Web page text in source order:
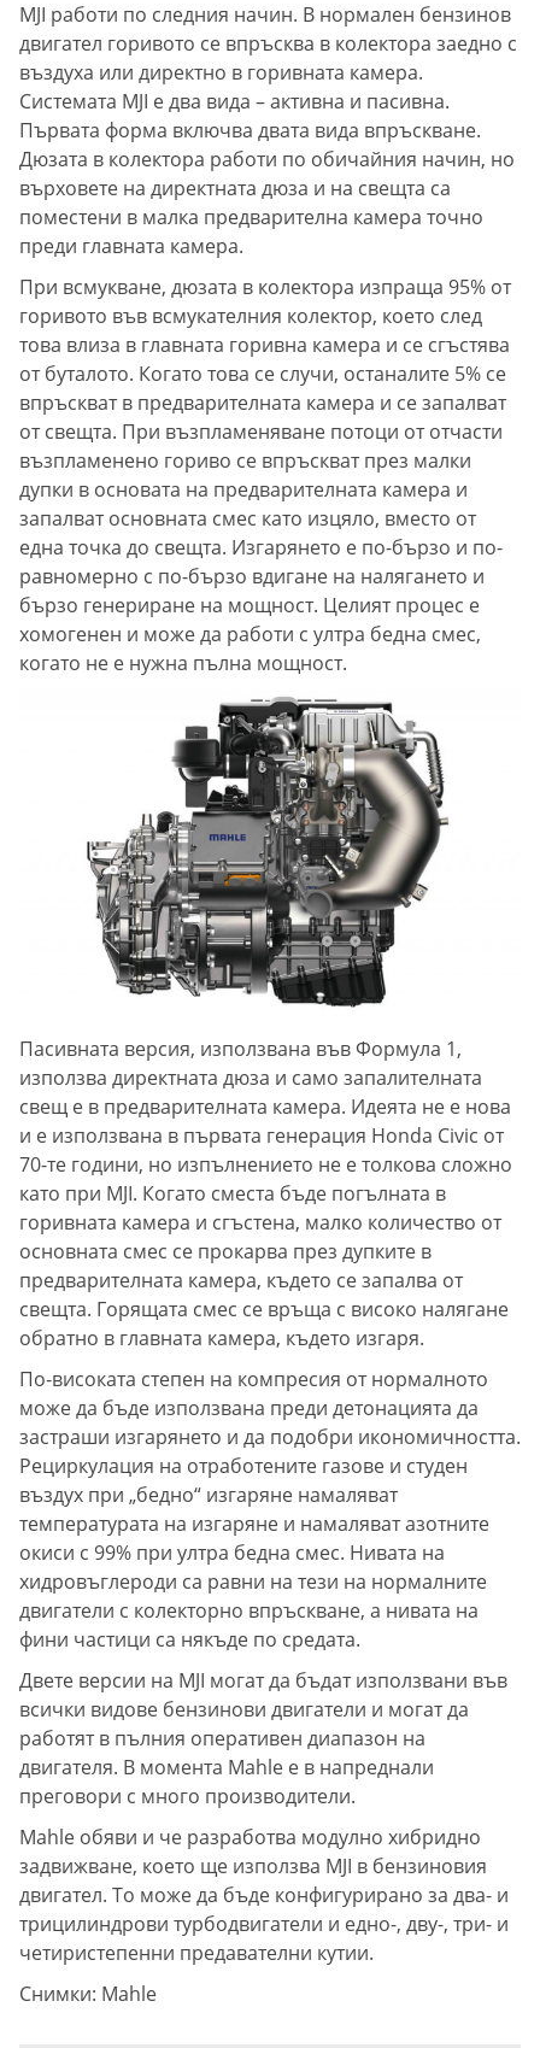
MJI работи по следния начин. В нормален бензинов
двигател горивото се впръсква в колектора заедно с
въздуха или директно в горивната камера.
Системата MJI е два вида – активна и пасивна.
Първата форма включва двата вида впръскване.
Дюзата в колектора работи по обичайния начин, но
върховете на директната дюза и на свещта са
поместени в малка предварителна камера точно
преди главната камера.
При всмукване, дюзата в колектора изпраща 95% от
горивото във всмукателния колектор, което след
това влиза в главната горивна камера и се сгъстява
от буталото. Когато това се случи, останалите 5% се
впръскват в предварителната камера и се запалват
от свещта. При възпламеняване потоци от отчасти
възпламенено гориво се впръскват през малки
дупки в основата на предварителната камера и
запалват основната смес като изцяло, вместо от
една точка до свещта. Изгарянето е по-бързо и по-
равномерно с по-бързо вдигане на налягането и
бързо генериране на мощност. Целият процес е
хомогенен и може да работи с ултра бедна смес,
когато не е нужна пълна мощност.
Пасивната версия, използвана във Формула 1,
използва директната дюза и само запалителната
свещ е в предварителната камера. Идеята не е нова
и е използвана в първата генерация Honda Civic от
70-те години, но изпълнението не е толкова сложно
като при MJI. Когато сместа бъде погълната в
горивната камера и сгъстена, малко количество от
основната смес се прокарва през дупките в
предварителната камера, където се запалва от
свещта. Горящата смес се връща с високо налягане
обратно в главната камера, където изгаря.
По-високата степен на компресия от нормалното
може да бъде използвана преди детонацията да
застраши изгарянето и да подобри икономичността.
Рециркулация на отработените газове и студен
въздух при „бедно“ изгаряне намаляват
температурата на изгаряне и намаляват азотните
окиси с 99% при ултра бедна смес. Нивата на
хидровъглероди са равни на тези на нормалните
двигатели с колекторно впръскване, а нивата на
фини частици са някъде по средата.
Двете версии на MJI могат да бъдат използвани във
всички видове бензинови двигатели и могат да
работят в пълния оперативен диапазон на
двигателя. В момента Mahle е в напреднали
преговори с много производители.
Mahle обяви и че разработва модулно хибридно
задвижване, което ще използва MJI в бензиновия
двигател. То може да бъде конфигурирано за два- и
трицилиндрови турбодвигатели и едно-, дву-, три- и
четиристепенни предавателни кутии.
Снимки: Mahle